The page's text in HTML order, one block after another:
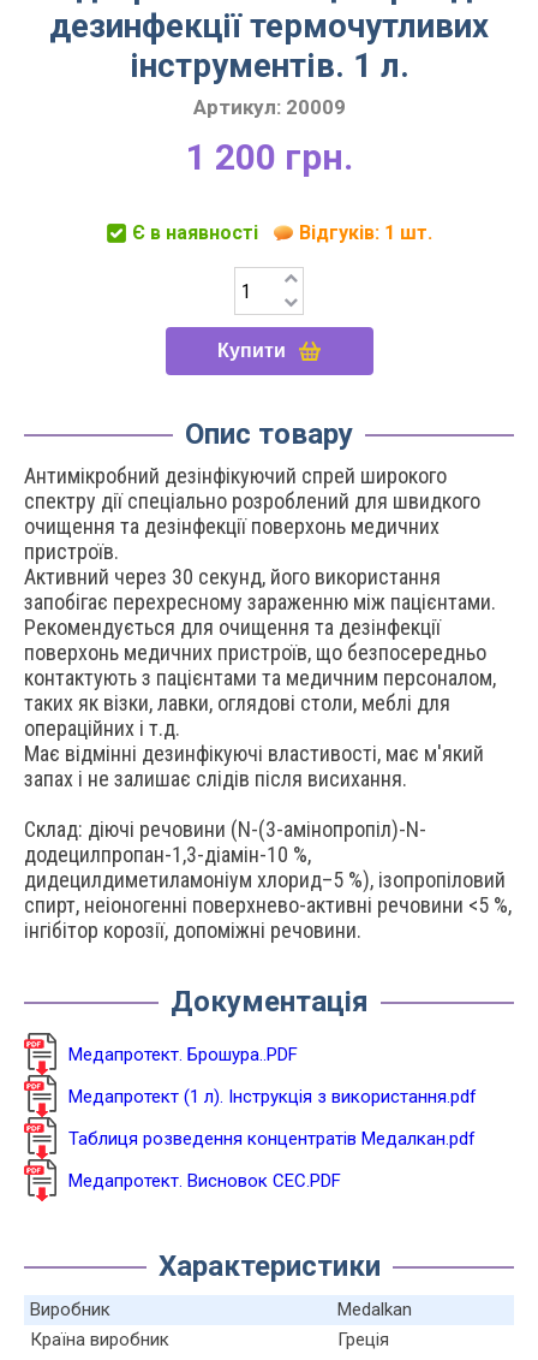
дезинфекції термочутливих
інструментів. 1 л.
Артикул: 20009
1 200 грн.
Є в наявності Відгуків: 1 шт.
Купити
Опис товару
Антимікробний дезінфікуючий спрей широкого
спектру дії спеціально розроблений для швидкого
очищення та дезінфекції поверхонь медичних
пристроїв.
Активний через 30 секунд, його використання
запобігає перехресному зараженню між пацієнтами.
Рекомендується для очищення та дезінфекції
поверхонь медичних пристроїв, що безпосередньо
контактують з пацієнтами та медичним персоналом,
таких як візки, лавки, оглядові столи, меблі для
операційних і т.д.
Має відмінні дезинфікуючі властивості, має м'який
запах і не залишає слідів після висихання.
Склад: діючі речовини (N-(3-амінопропіл)-N-
додецилпропан-1,3-діамін-10 %,
дидецилдиметиламоніум хлорид–5 %), ізопропіловий
спирт, неіоногенні поверхнево-активні речовини <5 %,
інгібітор корозії, допоміжні речовини.
Документація
Медапротект. Брошура..PDF
Медапротект (1 л). Інструкція з використання.pdf
Таблиця розведення концентратів Медалкан.pdf
Медапротект. Висновок СЕС.PDF
Характеристики
Виробник
Medalkan
Країна виробник
Греція